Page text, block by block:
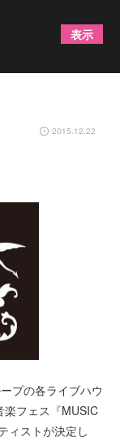
』第1弾出
2015.12.22
プの各ライブハウ
楽フェス『MUSIC
ィストが決定し
表示